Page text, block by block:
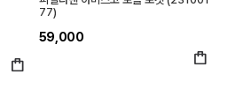
77)
59,000